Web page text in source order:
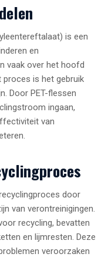
is een
en
vaak over het hoofd
proces is het gebruik
Door PET-flessen
ingaan,
van
door
van verontreinigingen.
recycling, bevatten
en lijmresten. Deze
veroorzaken